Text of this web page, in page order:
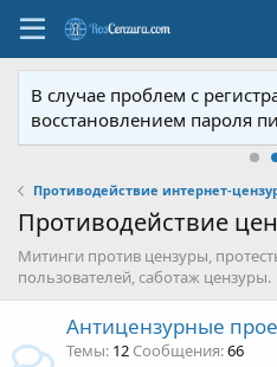
В случае проблем с
восстановлением пароля
Противодействие интернет-
Противодействие
Митинги против цензуры,
пользователей, саботаж цензуры.
Антицензурные
Темы 12 Сообщения 66